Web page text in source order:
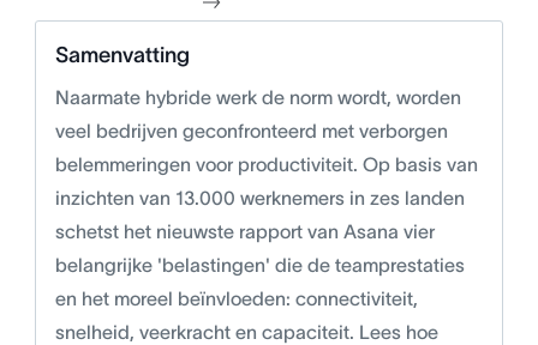
Samenvatting
Naarmate hybride werk de norm wordt, worden
veel bedrijven geconfronteerd met verborgen
belemmeringen voor productiviteit. Op basis van
inzichten van 13.000 werknemers in zes landen
schetst het nieuwste rapport van Asana vier
belangrijke 'belastingen' die de teamprestaties
en het moreel beïnvloeden: connectiviteit,
snelheid, veerkracht en capaciteit. Lees hoe